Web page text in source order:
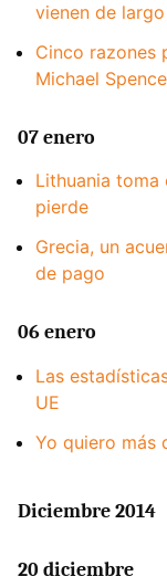
vienen de largo
Cinco razones
Michael Spence
07 enero
Lithuania toma
pierde
Grecia, un
de pago
06 enero
Las
UE
Yo quiero más
Diciembre 2014
20 diciembre